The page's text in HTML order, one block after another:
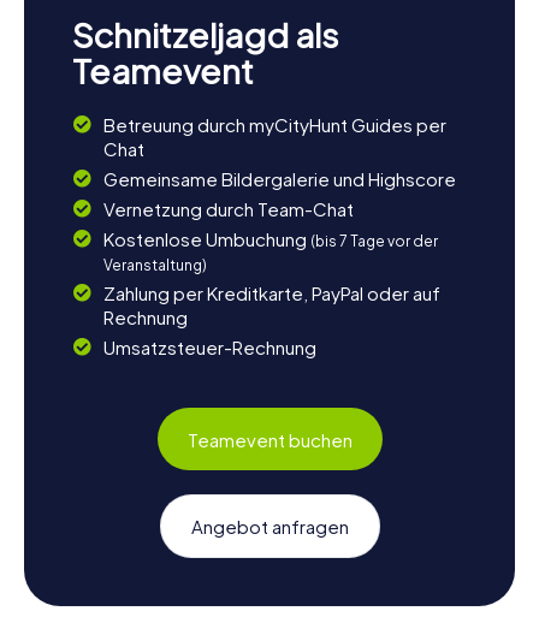
Schnitzeljagd als
Teamevent
Betreuung durch myCityHunt Guides per
Chat
Gemeinsame Bildergalerie und Highscore
Vernetzung durch Team-Chat
Kostenlose Umbuchung (bis 7 Tage vor der
Veranstaltung)
Zahlung per Kreditkarte, PayPal oder auf
Rechnung
Umsatzsteuer-Rechnung
Teamevent buchen
Angebot anfragen